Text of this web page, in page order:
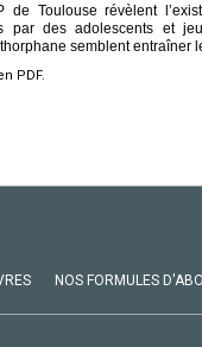
Toulouse révèlent
par des adolescents et
semblent entraîner
PDF.
NOS FORMULES